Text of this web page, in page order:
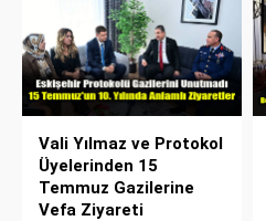
Vali Yılmaz ve Protokol
Üyelerinden 15
Temmuz Gazilerine
Vefa Ziyareti